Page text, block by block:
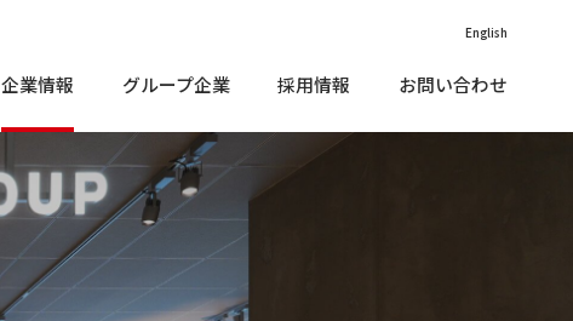
English
株価情報（外部リンク）
電子公告
Environment（環境）
Social（社会）
企業情報
沿革
グループ企業 採用情報 お問い合わせ
IR•メディアに関する
お問い合わせ
電子公告
よくあるご質問
IRニュース
Environment（環境）
Social（社会）
Governance（ガバナンス）
沿革
企業理念
IR•メディアに関する
お問い合わせ